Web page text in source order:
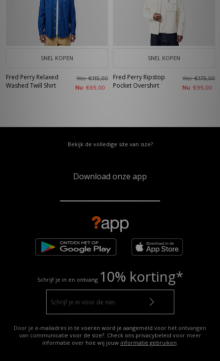
SNEL KOPEN
Fred Perry Relaxed
Washed Twill Shirt
Was€115,00
Nu €65,00
SNEL KOPEN
Fred Perry Ripstop
Pocket Overshirt
Was€175,00
Nu €95,00
Bekijk de volledige site van size?
Download onze app
Schrijf je in en ontvang 10% korting*
Door je e-mailadres in te voeren word je aangemeld voor het ontvangen
van communicatie voor de size?. Check ons privacybeleid voor meer
informatie over hoe wij jouw informatie gebruiken.